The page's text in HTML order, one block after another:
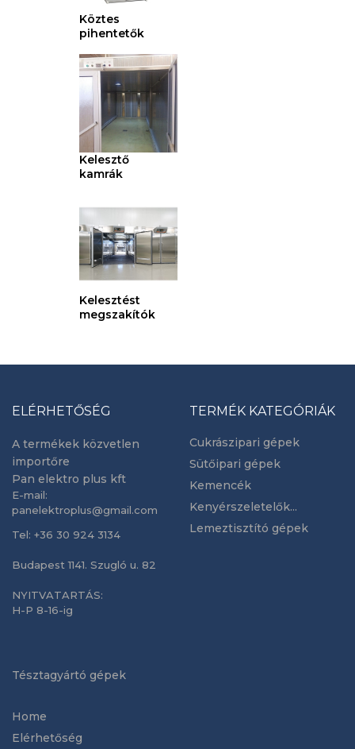
Köztes
pihentetők
Kelesztő
kamrák
Kelesztést
megszakítók
ELÉRHETŐSÉG
A termékek közvetlen
importőre
Pan elektro plus kft
E-mail:
panelektroplus@gmail.com
Tel: +36 30 924 3134
Budapest 1141. Szugló u. 82
NYITVATARTÁS:
H-P 8-16-ig
TERMÉK KATEGÓRIÁK
Cukrászipari gépek
Sütőipari gépek
Kemencék
Kenyérszeletelők...
Lemeztisztító gépek
Tésztagyártó gépek
Home
Elérhetőség